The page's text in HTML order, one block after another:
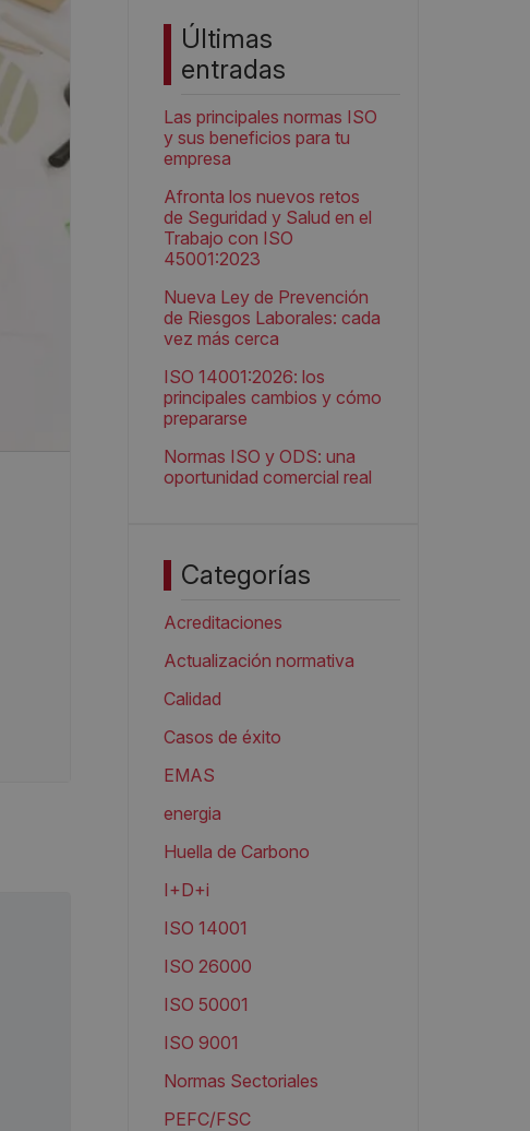
Últimas
entradas
Las principales normas ISO
y sus beneficios para tu
empresa
Afronta los nuevos retos
de Seguridad y Salud en el
Trabajo con ISO
45001:2023
Nueva Ley de Prevención
de Riesgos Laborales: cada
vez más cerca
ISO 14001:2026: los
principales cambios y cómo
prepararse
Normas ISO y ODS: una
oportunidad comercial real
Categorías
Acreditaciones
Actualización normativa
Calidad
Casos de éxito
EMAS
energia
Huella de Carbono
I+D+i
ISO 14001
ISO 26000
ISO 50001
ISO 9001
Normas Sectoriales
PEFC/FSC